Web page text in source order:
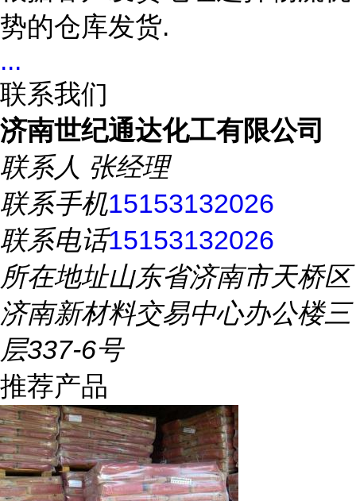
势的仓库发货.
...
联系我们
济南世纪通达化工有限公司
联系人 张经理
联系手机15153132026
联系电话15153132026
所在地址山东省济南市天桥区
济南新材料交易中心办公楼三
层337-6号
推荐产品